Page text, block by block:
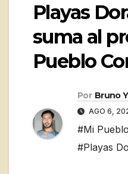
Playas
suma al
Pueblo
Por Bruno
AGO 6,
#Mi
#Playas